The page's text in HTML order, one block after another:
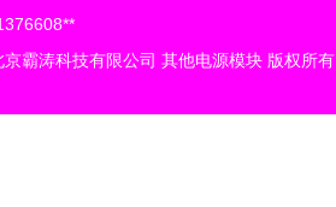
京霸涛科技有限公司 其他电源模块版权所有